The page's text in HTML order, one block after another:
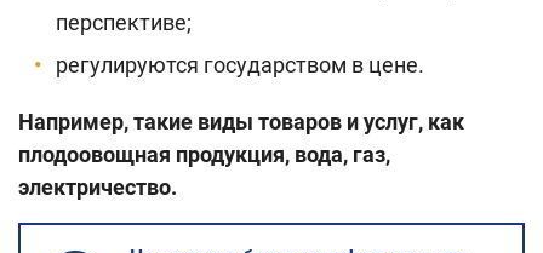
перспективе;
регулируются государством в цене.
Например, такие виды товаров и услуг, как
плодоовощная продукция, вода, газ,
электричество.